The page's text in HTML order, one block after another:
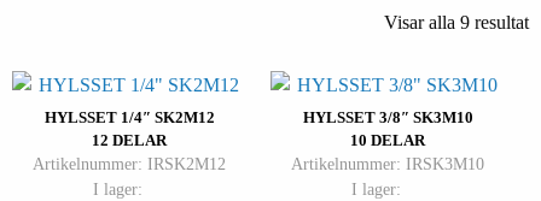
Visar alla 9 resultat
HYLSSET 1/4″ SK2M12
12 DELAR
Artikelnummer: IRSK2M12
I lager:
HYLSSET 3/8″ SK3M10
10 DELAR
Artikelnummer: IRSK3M10
I lager: